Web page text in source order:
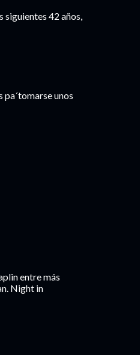
siguientes 42 años,
pa´tomarse unos
entre más
Night in